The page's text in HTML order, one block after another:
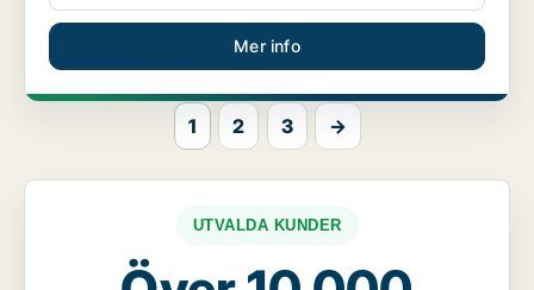
Mer info
1 2 3 →
UTVALDA KUNDER